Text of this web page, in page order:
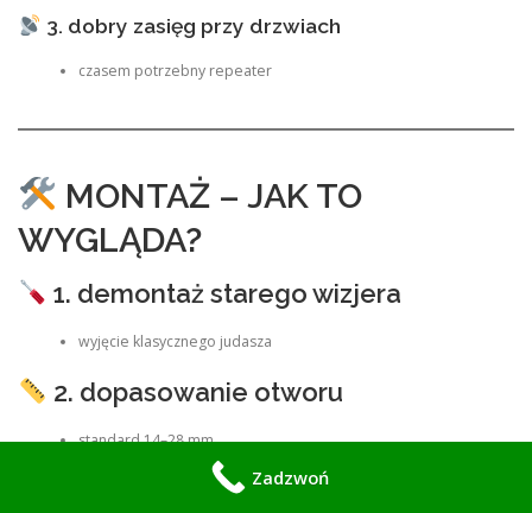
3. dobry zasięg przy drzwiach
czasem potrzebny repeater
MONTAŻ – JAK TO
WYGLĄDA?
1. demontaż starego wizjera
wyjęcie klasycznego judasza
2. dopasowanie otworu
standard 14–28 mm
3. montaż kameryZadzwoń